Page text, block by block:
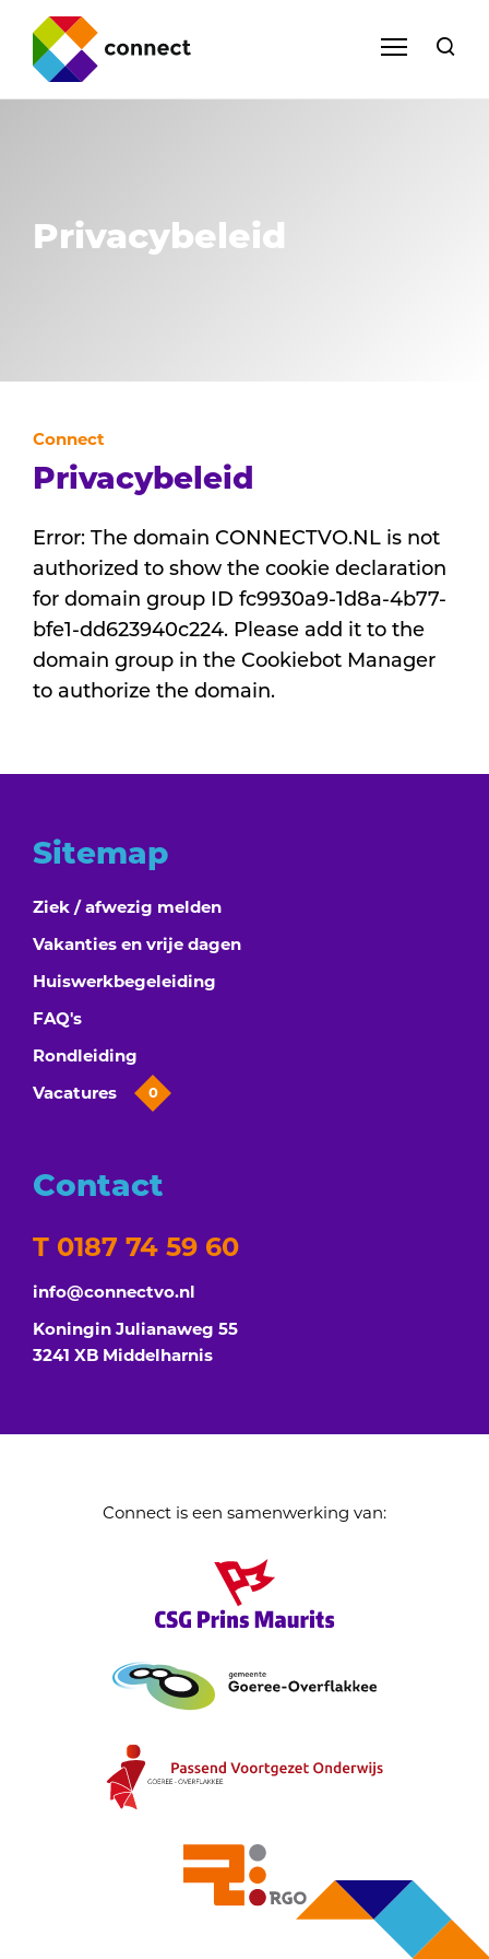
Privacybeleid
Connect
Privacybeleid
Error: The domain CONNECTVO.NL is not
authorized to show the cookie declaration
for domain group ID fc9930a9-1d8a-4b77-
bfe1-dd623940c224. Please add it to the
domain group in the Cookiebot Manager
to authorize the domain.
Sitemap
Ziek / afwezig melden
Vakanties en vrije dagen
Huiswerkbegeleiding
FAQ's
Rondleiding
Vacatures
0
Contact
T 0187 74 59 60
info@connectvo.nl
Koningin Julianaweg 55
3241 XB Middelharnis
Connect is een samenwerking van: